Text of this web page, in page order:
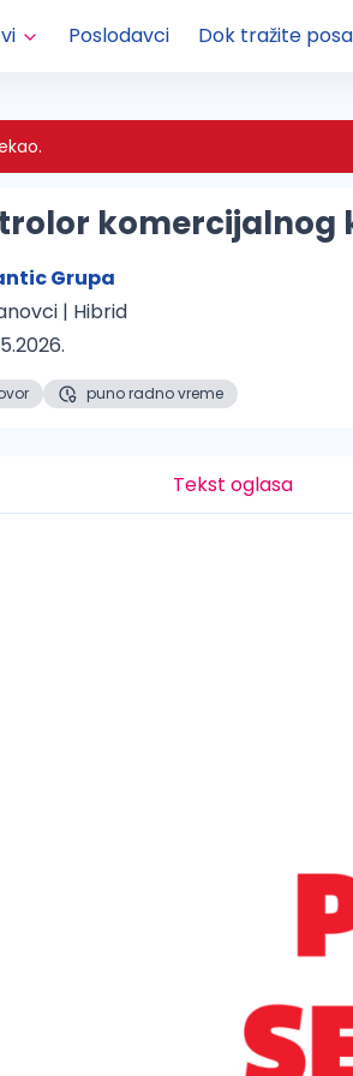
Poslodavci Dok tražite
komercijalnog
Grupa
| Hibrid
puno radno vreme
Tekst oglasa